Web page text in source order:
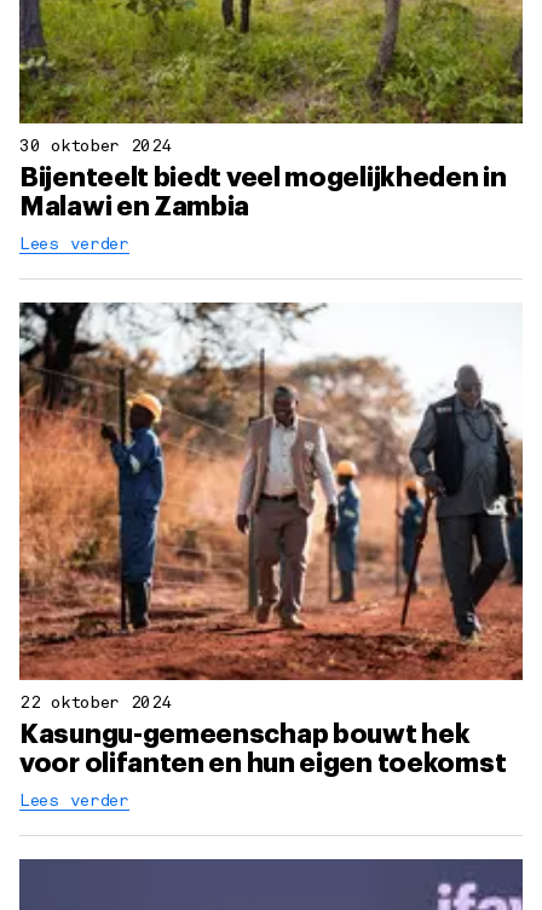
30 oktober 2024
Bijenteelt biedt veel mogelijkheden in
Malawi en Zambia
Lees verder
22 oktober 2024
Kasungu-gemeenschap bouwt hek
voor olifanten en hun eigen toekomst
Lees verder